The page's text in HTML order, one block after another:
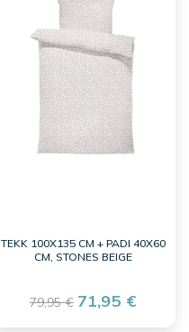
TEKK 100X135 CM + PADI 40X60
CM, STONES BEIGE
79,95 € 71,95 €